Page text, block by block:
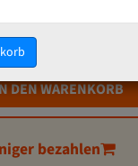
DEN WARENKORB
bezahlen